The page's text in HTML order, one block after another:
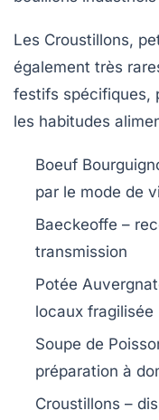
Les Croustillons,
également très
festifs spécifiques,
les habitudes
Boeuf
par le mode de
Baeckeoffe –
transmission
Potée
locaux fragilisée
Soupe de
préparation à
Croustillons –